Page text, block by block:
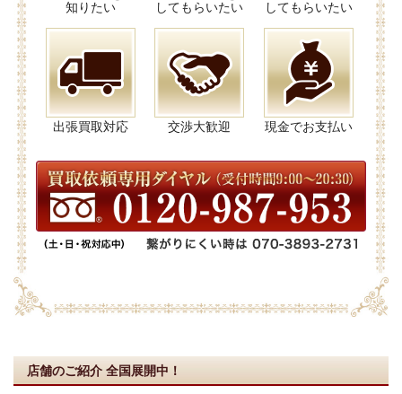
知りたい
してもらいたい
してもらいたい
出張買取対応 交渉大歓迎 現金でお支払い
店舗のご紹介 全国展開中！